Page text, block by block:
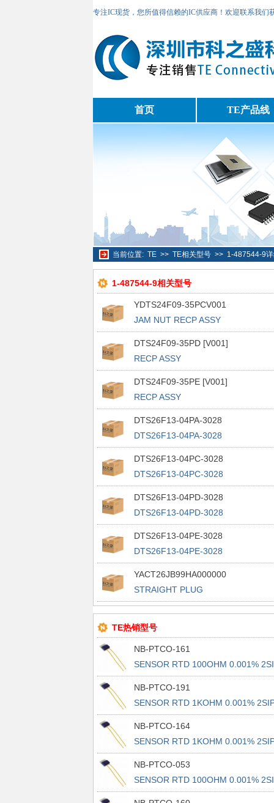
专注IC现货，您所值得信赖的IC供应商！欢迎联系我们
首页 TE产品线
当前位置: TE>> TE相关型号>> 1-487544-9
1-487544-9相关型号
YDTS24F09-35PCV001
JAM NUT RECP ASSY
DTS24F09-35PD [V001]
RECP ASSY
DTS24F09-35PE [V001]
RECP ASSY
DTS26F13-04PA-3028
DTS26F13-04PA-3028
DTS26F13-04PC-3028
DTS26F13-04PC-3028
DTS26F13-04PD-3028
DTS26F13-04PD-3028
DTS26F13-04PE-3028
DTS26F13-04PE-3028
YACT26JB99HA000000
STRAIGHT PLUG
TE热销型号
NB-PTCO-161
SENSOR RTD 100OHM 0.001%
NB-PTCO-191
SENSOR RTD 1KOHM 0.001%
NB-PTCO-164
SENSOR RTD 1KOHM 0.001%
NB-PTCO-053
SENSOR RTD 100OHM 0.001%